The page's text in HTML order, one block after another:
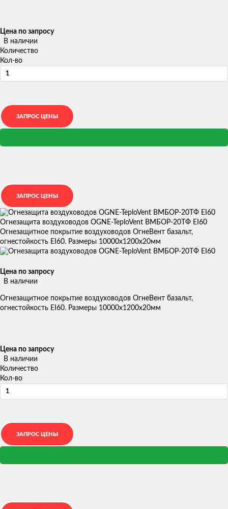
Цена по запросу
В наличии
Количество
Кол-во
Огнезащита воздуховодов OGNE-TeploVent ВМБОР-20ТФ EI60
Огнезащитное покрытие воздуховодов ОгнеВент базальт,
огнестойкость EI60. Размеры 10000х1200х20мм
Цена по запросу
В наличии
Огнезащитное покрытие воздуховодов ОгнеВент базальт,
огнестойкость EI60. Размеры 10000х1200х20мм
Цена по запросу
В наличии
Количество
Кол-во